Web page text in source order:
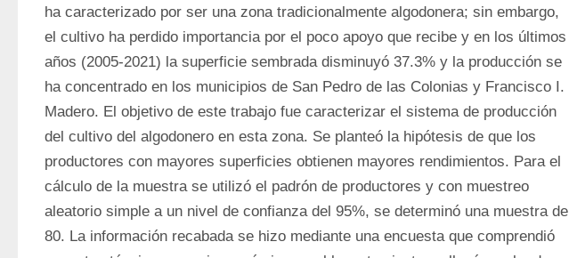
ha caracterizado por ser una zona tradicionalmente algodonera; sin embargo,
el cultivo ha perdido importancia por el poco apoyo que recibe y en los últimos
años (2005-2021) la superficie sembrada disminuyó 37.3% y la producción se
ha concentrado en los municipios de San Pedro de las Colonias y Francisco I.
Madero. El objetivo de este trabajo fue caracterizar el sistema de producción
del cultivo del algodonero en esta zona. Se planteó la hipótesis de que los
productores con mayores superficies obtienen mayores rendimientos. Para el
cálculo de la muestra se utilizó el padrón de productores y con muestreo
aleatorio simple a un nivel de confianza del 95%, se determinó una muestra de
80. La información recabada se hizo mediante una encuesta que comprendió